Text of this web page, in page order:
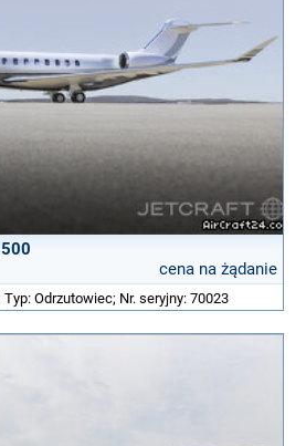
cena na żądanie
Typ: Odrzutowiec; Nr. seryjny: 70023